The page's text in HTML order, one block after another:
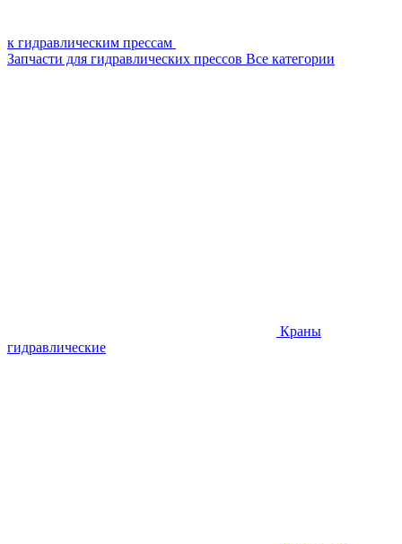
к гидравлическим прессам
Запчасти для гидравлических прессов Все категории
Краны
гидравлические